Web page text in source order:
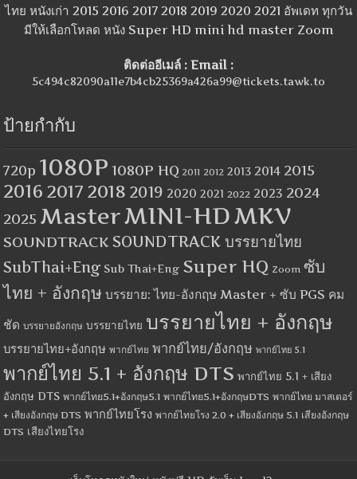
ไทย หนังเก่า 2015 2016 2017 2018 2019 2020 2021 อัพเดท ทุกวัน
มีให้เลือกโหลด หนัง Super HD mini hd master Zoom
ติดต่ออีเมล์ : Email :
5c494c82090a11e7b4cb25369a426a99@tickets.tawk.to
ป้ายกำกับ
720p 1080P 1080P HQ 2011 2012 2013 2014 2015
2016 2017 2018 2019 2020 2021 2022 2023 2024
2025 MasterMINI-HDMKV
SOUNDTRACK SOUNDTRACK บรรยายไทย
SubThai+Eng Sub Thai+Eng Super HQ Zoom ซับ
ไทย + อังกฤษ บรรยาย: ไทย-อังกฤษ Master + ซับ PGS คม
ชัด บรรยายอังกฤษ บรรยายไทย บรรยายไทย + อังกฤษ
บรรยายไทย+อังกฤษ พากย์ไทย พากย์ไทย/อังกฤษ พากย์ไทย 5.1
พากย์ไทย 5.1 + อังกฤษ DTS พากย์ไทย 5.1 + เสียง
อังกฤษ DTS พากย์ไทย5.1+อังกฤษ5.1 พากย์ไทย5.1+อังกฤษDTS พากย์ไทย มาสเตอร์
+ เสียงอังกฤษ DTS พากย์ไทยโรง พากย์ไทยโรง 2.0 + เสียงอังกฤษ 5.1 เสียงอังกฤษ
DTS เสียงไทยโรง